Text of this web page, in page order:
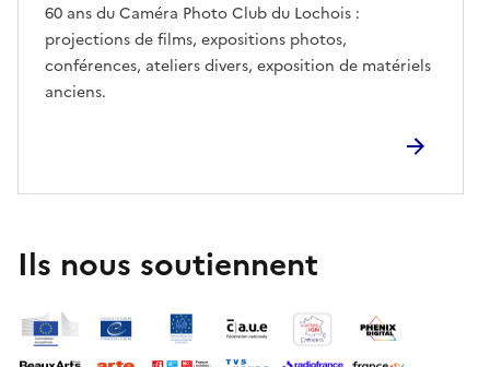
60 ans du Caméra Photo Club du Lochois :
projections de films, expositions photos,
conférences, ateliers divers, exposition de matériels
anciens.
Ils nous soutiennent